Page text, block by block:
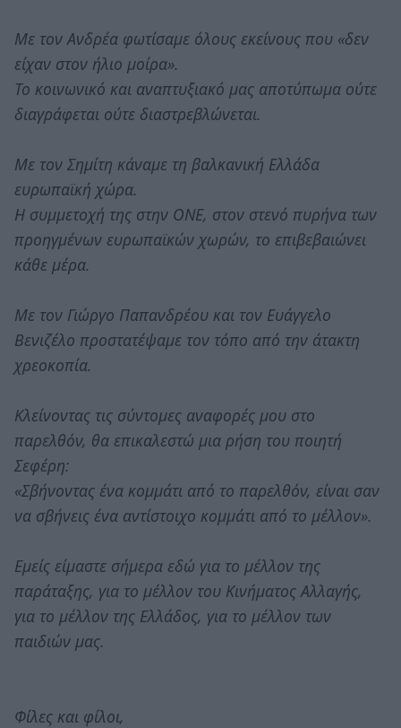
Με τον Ανδρέα φωτίσαμε όλους εκείνους που «δεν
είχαν στον ήλιο μοίρα».
Το κοινωνικό και αναπτυξιακό μας αποτύπωμα ούτε
διαγράφεται ούτε διαστρεβλώνεται.
Με τον Σημίτη κάναμε τη βαλκανική Ελλάδα
ευρωπαϊκή χώρα.
Η συμμετοχή της στην ΟΝΕ, στον στενό πυρήνα των
προηγμένων ευρωπαϊκών χωρών, το επιβεβαιώνει
κάθε μέρα.
Με τον Γιώργο Παπανδρέου και τον Ευάγγελο
Βενιζέλο προστατέψαμε τον τόπο από την άτακτη
χρεοκοπία.
Κλείνοντας τις σύντομες αναφορές μου στο
παρελθόν, θα επικαλεστώ μια ρήση του ποιητή
Σεφέρη:
«Σβήνοντας ένα κομμάτι από το παρελθόν, είναι σαν
να σβήνεις ένα αντίστοιχο κομμάτι από το μέλλον».
Εμείς είμαστε σήμερα εδώ για το μέλλον της
παράταξης, για το μέλλον του Κινήματος Αλλαγής,
για το μέλλον της Ελλάδος, για το μέλλον των
παιδιών μας.
Φίλες και φίλοι,